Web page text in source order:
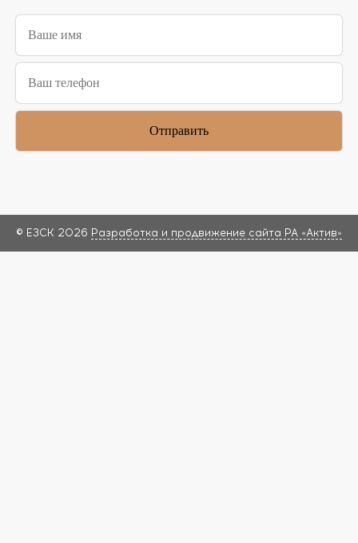
© ЕЗСК 2026 Разработка и продвижение сайта РА «Актив»